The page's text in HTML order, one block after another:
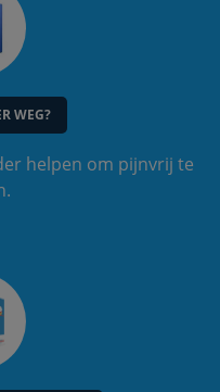
WEG?
helpen om pijnvrij te